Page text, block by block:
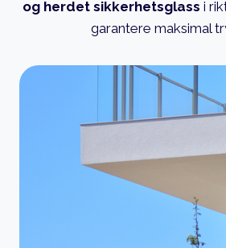
og herdet sikkerhetsglass i
garantere maksimal